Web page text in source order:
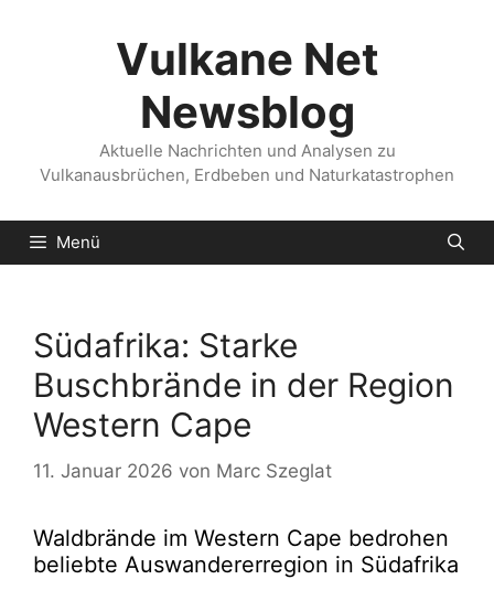
Vulkane Net
Newsblog
Aktuelle Nachrichten und Analysen zu
Vulkanausbrüchen, Erdbeben und Naturkatastrophen
Menü
Südafrika: Starke
Buschbrände in der Region
Western Cape
11. Januar 2026 von Marc Szeglat
Waldbrände im Western Cape bedrohen
beliebte Auswandererregion in Südafrika